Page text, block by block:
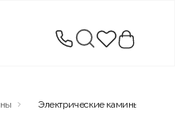
Электрические камины